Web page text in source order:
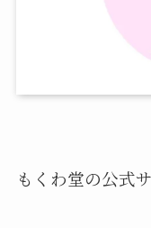
もくわ堂の公式